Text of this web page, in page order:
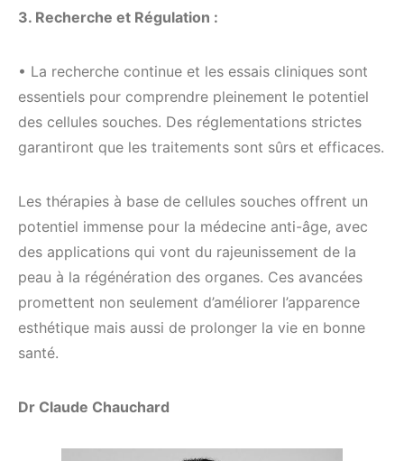
3. Recherche et Régulation :
• La recherche continue et les essais cliniques sont
essentiels pour comprendre pleinement le potentiel
des cellules souches. Des réglementations strictes
garantiront que les traitements sont sûrs et efficaces.
Les thérapies à base de cellules souches offrent un
potentiel immense pour la médecine anti-âge, avec
des applications qui vont du rajeunissement de la
peau à la régénération des organes. Ces avancées
promettent non seulement d’améliorer l’apparence
esthétique mais aussi de prolonger la vie en bonne
santé.
Dr Claude Chauchard